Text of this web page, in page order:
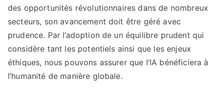
des opportunités révolutionnaires dans de nombreux
secteurs, son avancement doit être géré avec
prudence. Par l’adoption de un équilibre prudent qui
considère tant les potentiels ainsi que les enjeux
éthiques, nous pouvons assurer que l’IA bénéficiera à
l’humanité de manière globale.